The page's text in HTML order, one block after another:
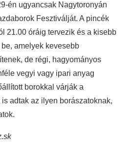
én ugyancsak Nagytoronyán
Fesztiválját. A pincék
21.00 óráig tervezik és a kisebb
amelyek kevesebb
de régi, hagyományos
vegyi vagy ipari anyag
borokkal várják a
is adtak az ilyen borászatoknak,